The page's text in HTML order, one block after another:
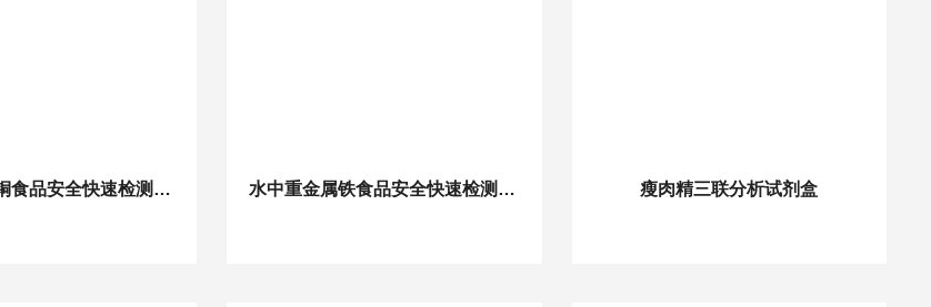
水中重金属铜食品安全快速检测试剂卡 水中重金属铁食品安全快速检测试剂卡 瘦肉精三联分析试剂盒